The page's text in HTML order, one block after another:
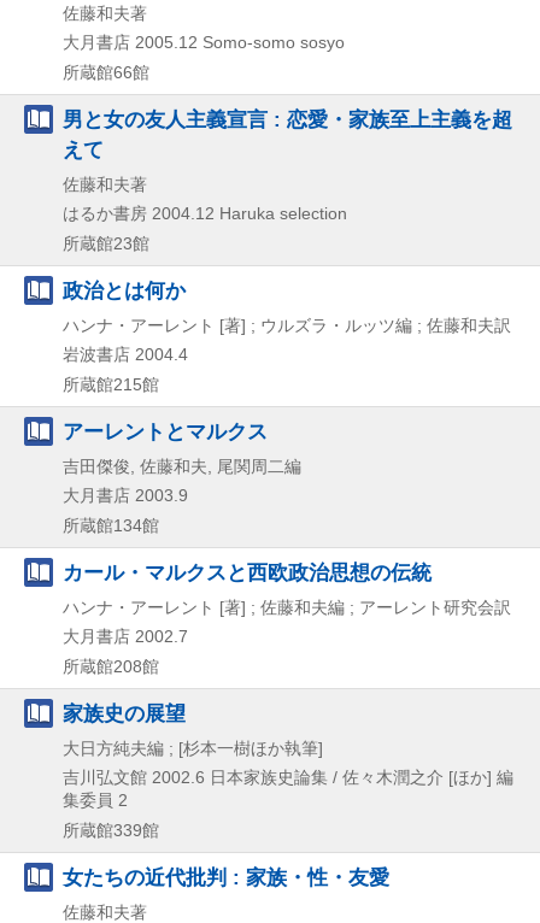
佐藤和夫著
大月書店 2005.12 Somo-somo sosyo
所蔵館66館
男と女の友人主義宣言 : 恋愛・家族至上主義を超
えて
佐藤和夫著
はるか書房 2004.12 Haruka selection
所蔵館23館
政治とは何か
ハンナ・アーレント [著] ; ウルズラ・ルッツ編 ; 佐藤和夫訳
岩波書店 2004.4
所蔵館215館
アーレントとマルクス
吉田傑俊, 佐藤和夫, 尾関周二編
大月書店 2003.9
所蔵館134館
カール・マルクスと西欧政治思想の伝統
ハンナ・アーレント [著] ; 佐藤和夫編 ; アーレント研究会訳
大月書店 2002.7
所蔵館208館
家族史の展望
大日方純夫編 ; [杉本一樹ほか執筆]
吉川弘文館 2002.6 日本家族史論集 / 佐々木潤之介 [ほか] 編
集委員 2
所蔵館339館
女たちの近代批判 : 家族・性・友愛
佐藤和夫著